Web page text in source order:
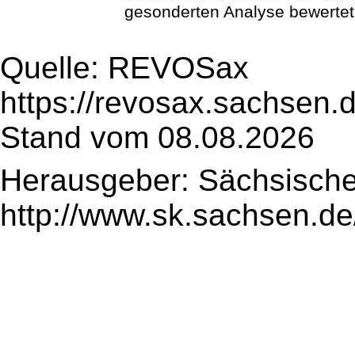
gesonderten Analyse
Quelle: REVOSax
https://
Stand vom 08.08.2026
Herausgeber:
http://